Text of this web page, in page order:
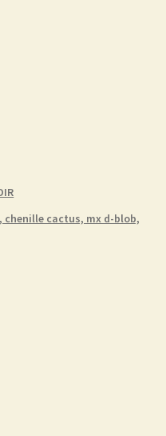
cactus, mx d-blob,